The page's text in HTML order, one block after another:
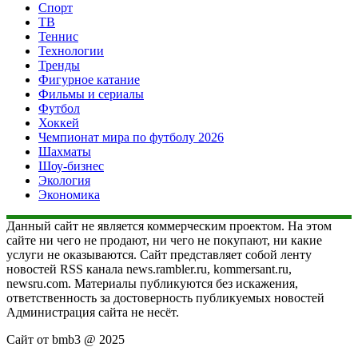
Спорт
ТВ
Теннис
Технологии
Тренды
Фигурное катание
Фильмы и сериалы
Футбол
Хоккей
Чемпионат мира по футболу 2026
Шахматы
Шоу-бизнес
Экология
Экономика
Данный сайт не является коммерческим проектом. На этом
сайте ни чего не продают, ни чего не покупают, ни какие
услуги не оказываются. Сайт представляет собой ленту
новостей RSS канала news.rambler.ru, kommersant.ru,
newsru.com. Материалы публикуются без искажения,
ответственность за достоверность публикуемых новостей
Администрация сайта не несёт.
Сайт от bmb3 @ 2025